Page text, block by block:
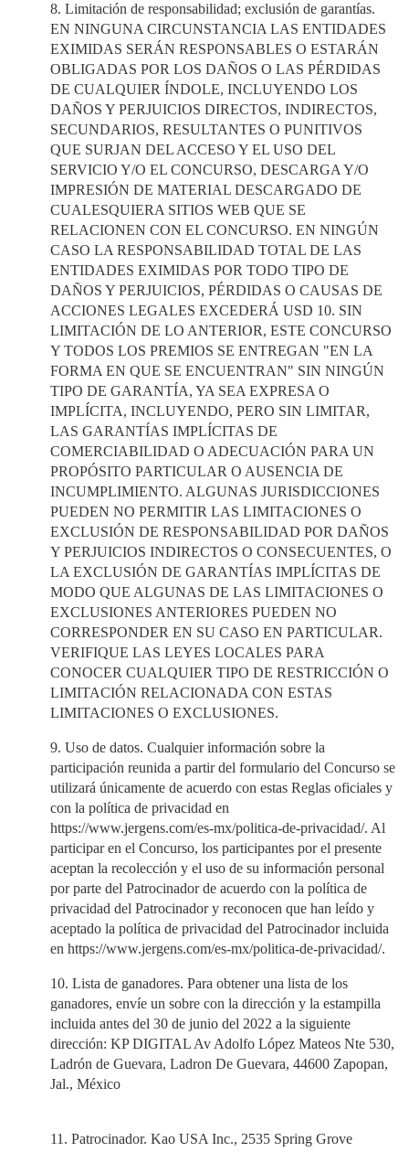
8. Limitación de responsabilidad; exclusión de garantías.
EN NINGUNA CIRCUNSTANCIA LAS ENTIDADES
EXIMIDAS SERÁN RESPONSABLES O ESTARÁN
OBLIGADAS POR LOS DAÑOS O LAS PÉRDIDAS
DE CUALQUIER ÍNDOLE, INCLUYENDO LOS
DAÑOS Y PERJUICIOS DIRECTOS, INDIRECTOS,
SECUNDARIOS, RESULTANTES O PUNITIVOS
QUE SURJAN DEL ACCESO Y EL USO DEL
SERVICIO Y/O EL CONCURSO, DESCARGA Y/O
IMPRESIÓN DE MATERIAL DESCARGADO DE
CUALESQUIERA SITIOS WEB QUE SE
RELACIONEN CON EL CONCURSO. EN NINGÚN
CASO LA RESPONSABILIDAD TOTAL DE LAS
ENTIDADES EXIMIDAS POR TODO TIPO DE
DAÑOS Y PERJUICIOS, PÉRDIDAS O CAUSAS DE
ACCIONES LEGALES EXCEDERÁ USD 10. SIN
LIMITACIÓN DE LO ANTERIOR, ESTE CONCURSO
Y TODOS LOS PREMIOS SE ENTREGAN "EN LA
FORMA EN QUE SE ENCUENTRAN" SIN NINGÚN
TIPO DE GARANTÍA, YA SEA EXPRESA O
IMPLÍCITA, INCLUYENDO, PERO SIN LIMITAR,
LAS GARANTÍAS IMPLÍCITAS DE
COMERCIABILIDAD O ADECUACIÓN PARA UN
PROPÓSITO PARTICULAR O AUSENCIA DE
INCUMPLIMIENTO. ALGUNAS JURISDICCIONES
PUEDEN NO PERMITIR LAS LIMITACIONES O
EXCLUSIÓN DE RESPONSABILIDAD POR DAÑOS
Y PERJUICIOS INDIRECTOS O CONSECUENTES, O
LA EXCLUSIÓN DE GARANTÍAS IMPLÍCITAS DE
MODO QUE ALGUNAS DE LAS LIMITACIONES O
EXCLUSIONES ANTERIORES PUEDEN NO
CORRESPONDER EN SU CASO EN PARTICULAR.
VERIFIQUE LAS LEYES LOCALES PARA
CONOCER CUALQUIER TIPO DE RESTRICCIÓN O
LIMITACIÓN RELACIONADA CON ESTAS
LIMITACIONES O EXCLUSIONES.
9. Uso de datos. Cualquier información sobre la
participación reunida a partir del formulario del Concurso se
utilizará únicamente de acuerdo con estas Reglas oficiales y
con la política de privacidad en
https://www.jergens.com/es-mx/politica-de-privacidad/. Al
participar en el Concurso, los participantes por el presente
aceptan la recolección y el uso de su información personal
por parte del Patrocinador de acuerdo con la política de
privacidad del Patrocinador y reconocen que han leído y
aceptado la política de privacidad del Patrocinador incluida
en https://www.jergens.com/es-mx/politica-de-privacidad/.
10. Lista de ganadores. Para obtener una lista de los
ganadores, envíe un sobre con la dirección y la estampilla
incluida antes del 30 de junio del 2022 a la siguiente
dirección: KP DIGITAL Av Adolfo López Mateos Nte 530,
Ladrón de Guevara, Ladron De Guevara, 44600 Zapopan,
Jal., México
11. Patrocinador. Kao USA Inc., 2535 Spring Grove